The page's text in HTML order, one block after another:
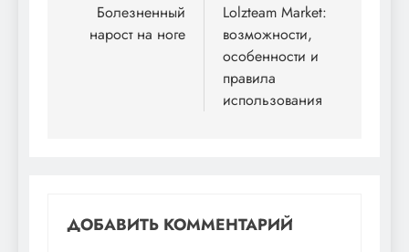
записям
Болезненный
нарост на ноге
Lolzteam Market:
возможности,
особенности и
правила
использования
ДОБАВИТЬ КОММЕНТАРИЙ